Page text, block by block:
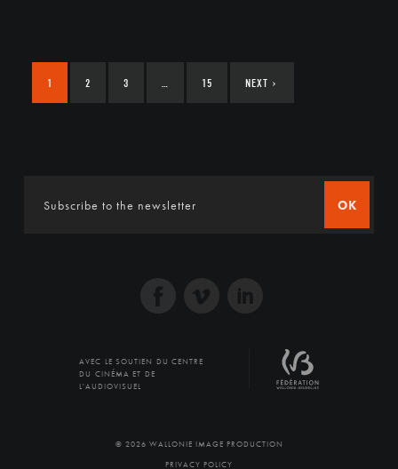
1 2 3 … 15 NEXT ›
OK
AVEC LE SOUTIEN DU CENTRE
DU CINÉMA ET DE
L'AUDIOVISUEL
© 2026 WALLONIE IMAGE PRODUCTION
PRIVACY POLICY